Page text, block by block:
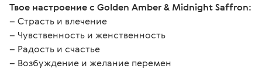
Твое настроение с Golden Amber & Midnight Saffron:
– Страсть и влечение
– Чувственность и женственность
– Радость и счастье
– Возбуждение и желание перемен